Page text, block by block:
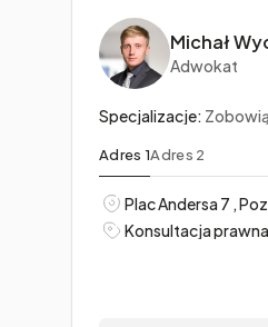
Michał
Adwokat
Specjalizacje:
Adres 1Adres 2
Plac Andersa 7 ,
Konsultacja prawna